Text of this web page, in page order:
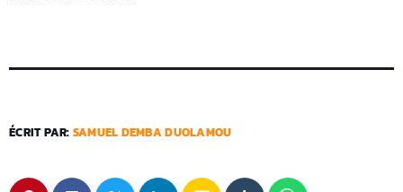
ÉCRIT PAR: SAMUEL DEMBA DUOLAMOU